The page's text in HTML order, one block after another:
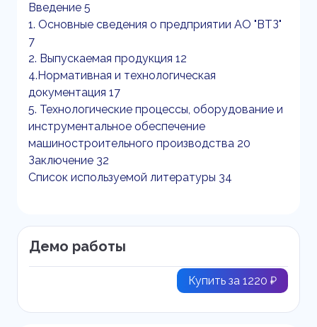
Введение 5
1. Основные сведения о предприятии АО "ВТЗ"
7
2. Выпускаемая продукция 12
4.Нормативная и технологическая
документация 17
5. Технологические процессы, оборудование и
инструментальное обеспечение
машиностроительного производства 20
Заключение 32
Список используемой литературы 34
Демо работы
Купить за 1220 ₽